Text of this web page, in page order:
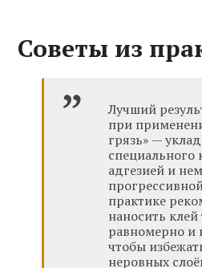
Советы из
Лучший
при
грязь» —
специального
адгезией и
практике
наносить
равномерно и
чтобы
неровных